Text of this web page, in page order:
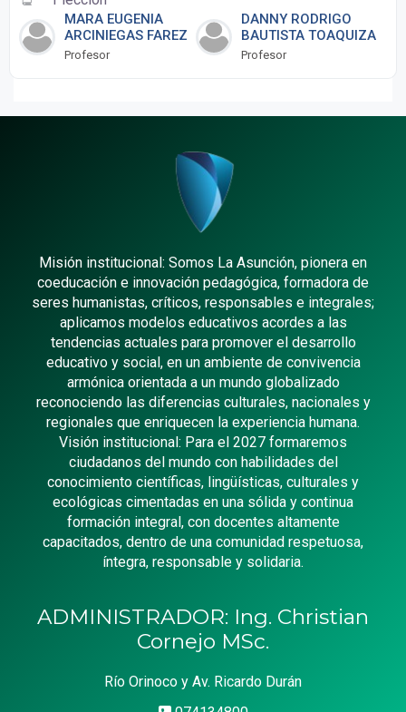
MARA EUGENIA
ARCINIEGAS FAREZ
Profesor
DANNY RODRIGO
BAUTISTA TOAQUIZA
Profesor
Misión institucional: Somos La Asunción, pionera en
coeducación e innovación pedagógica, formadora de
seres humanistas, críticos, responsables e integrales;
aplicamos modelos educativos acordes a las
tendencias actuales para promover el desarrollo
educativo y social, en un ambiente de convivencia
armónica orientada a un mundo globalizado
reconociendo las diferencias culturales, nacionales y
regionales que enriquecen la experiencia humana.
Visión institucional: Para el 2027 formaremos
ciudadanos del mundo con habilidades del
conocimiento científicas, lingüísticas, culturales y
ecológicas cimentadas en una sólida y continua
formación integral, con docentes altamente
capacitados, dentro de una comunidad respetuosa,
íntegra, responsable y solidaria.
ADMINISTRADOR: Ing. Christian
Cornejo MSc.
Río Orinoco y Av. Ricardo Durán